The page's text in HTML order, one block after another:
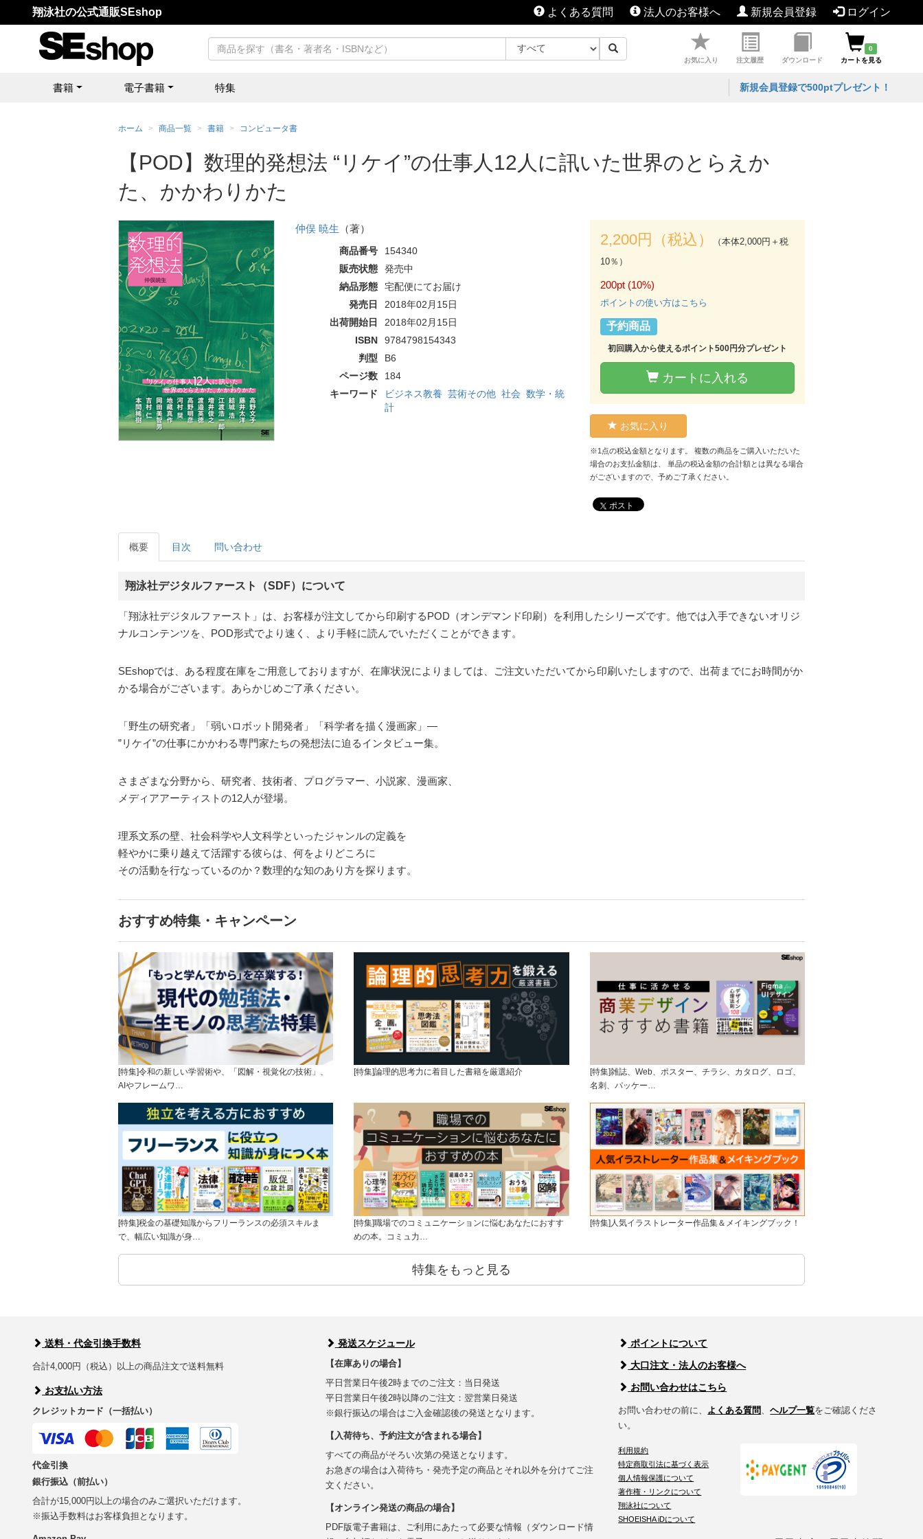
翔泳社の公式通販SEshop よくある質問 法人のお客様へ 新規会員登録 ログイン
お気に入り 注文履歴 ダウンロード
0
カートを見る
書籍 電子書籍 特集 新規会員登録で500ptプレゼント！
ホーム 商品一覧 書籍 コンピュータ書
【POD】数理的発想法 “リケイ”の仕事人12人に訊いた世界のとらえか
た、かかわりかた
仲俣 暁生 （著）
商品番号
154340
販売状態
発売中
納品形態
宅配便にてお届け
発売日
2018年02月15日
出荷開始日
2018年02月15日
ISBN
9784798154343
判型
B6
ページ数
184
キーワード
ビジネス教養 芸術その他 社会 数学・統
計
2,200円（税込）
（本体2,000円＋税
10％）
200pt (10%)
ポイントの使い方はこちら
予約商品
初回購入から使えるポイント500円分プレゼント
カートに入れる
お気に入り
※1点の税込金額となります。 複数の商品をご購入いただいた
場合のお支払金額は、 単品の税込金額の合計額とは異なる場合
がございますので、予めご了承ください。
ポスト
概要 目次 問い合わせ
翔泳社デジタルファースト（SDF）について
「翔泳社デジタルファースト」は、お客様が注文してから印刷するPOD（オンデマンド印刷）を利用したシリーズです。他では入手できないオリジ
ナルコンテンツを、POD形式でより速く、より手軽に読んでいただくことができます。
SEshopでは、ある程度在庫をご用意しておりますが、在庫状況によりましては、ご注文いただいてから印刷いたしますので、出荷までにお時間がか
かる場合がございます。あらかじめご了承ください。
「野生の研究者」「弱いロボット開発者」「科学者を描く漫画家」―
”リケイ”の仕事にかかわる専門家たちの発想法に迫るインタビュー集。
さまざまな分野から、研究者、技術者、プログラマー、小説家、漫画家、
メディアアーティストの12人が登場。
理系文系の壁、社会科学や人文科学といったジャンルの定義を
軽やかに乗り越えて活躍する彼らは、何をよりどころに
その活動を行なっているのか？数理的な知のあり方を探ります。
おすすめ特集・キャンペーン
[特集]令和の新しい学習術や、「図解・視覚化の技術」、
AIやフレームワ…
[特集]論理的思考力に着目した書籍を厳選紹介
[特集]雑誌、Web、ポスター、チラシ、カタログ、ロゴ、
名刺、パッケー…
[特集]税金の基礎知識からフリーランスの必須スキルま
で、幅広い知識が身…
[特集]職場でのコミュニケーションに悩むあなたにおすす
めの本。コミュ力…
[特集]人気イラストレーター作品集＆メイキングブック！
特集をもっと見る
送料・代金引換手数料
合計4,000円（税込）以上の商品注文で送料無料
お支払い方法
クレジットカード（一括払い）
代金引換
銀行振込（前払い）
合計が15,000円以上の場合のみご選択いただけます。
※振込手数料はお客様負担となります。
発送スケジュール
【在庫ありの場合】
平日営業日午後2時までのご注文：当日発送
平日営業日午後2時以降のご注文：翌営業日発送
※銀行振込の場合はご入金確認後の発送となります。
【入荷待ち、予約注文が含まれる場合】
すべての商品がそろい次第の発送となります。
お急ぎの場合は入荷待ち・発売予定の商品とそれ以外を分けてご注
文ください。
【オンライン発送の商品の場合】
PDF版電子書籍は、ご利用にあたって必要な情報（ダウンロード情
ポイントについて
大口注文・法人のお客様へ
お問い合わせはこちら
お問い合わせの前に、 よくある質問 、ヘルプ一覧をご確認くださ
い。
利用規約
特定商取引法に基づく表示
個人情報保護について
著作権・リンクについて
翔泳社について
SHOEISHA iDについて